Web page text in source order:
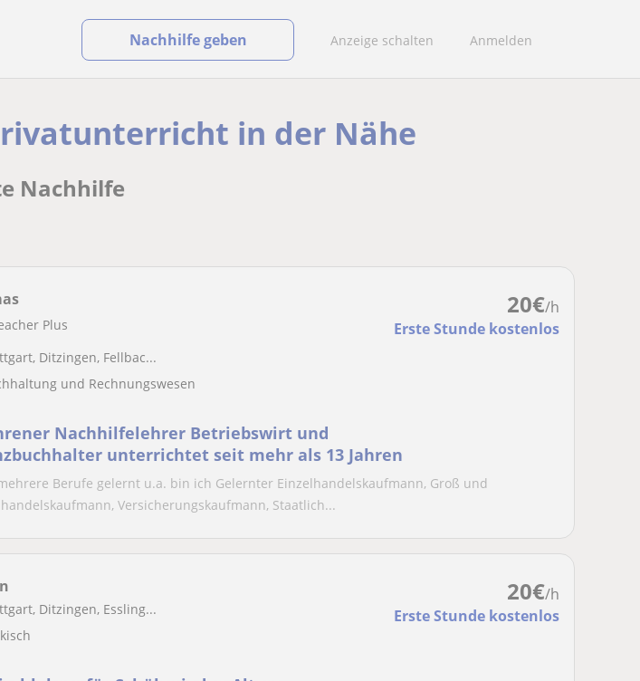
Anzeige schalten Anmelden
Nachhilfe geben
in der Nähe
Nachhilfe
20€/h
Erste Stunde kostenlos
Plus
Ditzingen, Fellbac...
und Rechnungswesen
Nachhilfelehrer Betriebswirt und
unterrichtet seit mehr als 13 Jahren
Berufe gelernt u.a. bin ich Gelernter Einzelhandelskaufmann, Groß und
Versicherungskaufmann, Staatlich...
20€/h
Erste Stunde kostenlos
Ditzingen, Essling...